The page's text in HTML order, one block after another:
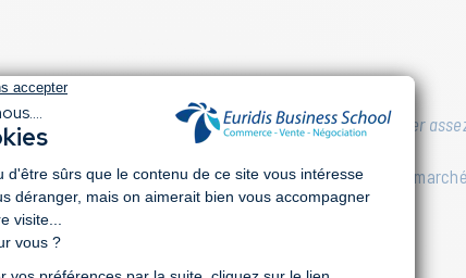
Grâce à ça, j’ai pu décrocher un poste à l’étranger
la force d’Euridis, qui forme des profils très prisés sur le